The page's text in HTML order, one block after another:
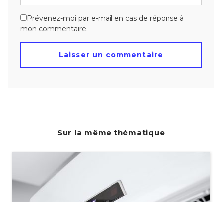
Prévenez-moi par e-mail en cas de réponse à
mon commentaire.
Sur la même thématique